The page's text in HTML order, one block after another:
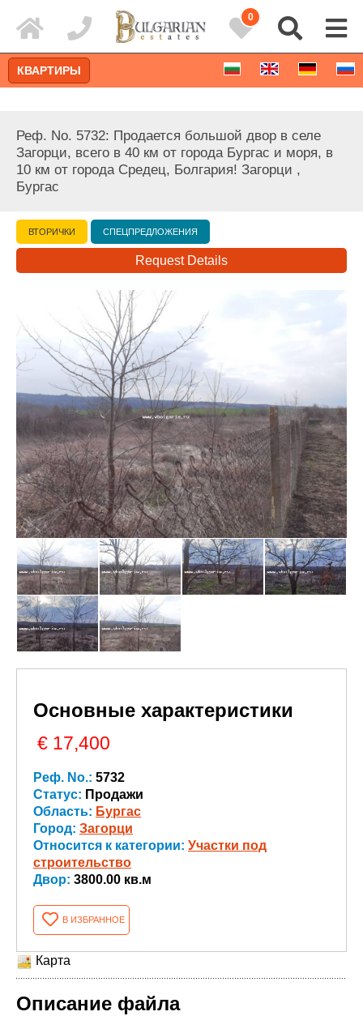
0
Расширенный поиск
КВАРТИРЫ
Реф. No. 5732: Продается большой двор в селе
Загорци, всего в 40 км от города Бургас и моря, в
10 км от города Средец, Болгария! Загорци ,
Бургас
ВТОРИЧКИ СПЕЦПРЕДЛОЖЕНИЯ
Request Details
Основные характеристики
€ 17,400
Реф. No.: 5732
Статус: Продажи
Область: Бургас
Город: Загорци
Относится к категории: Участки под
строительство
Двор: 3800.00 кв.м
В ИЗБРАННОЕ
Карта
Описание файла